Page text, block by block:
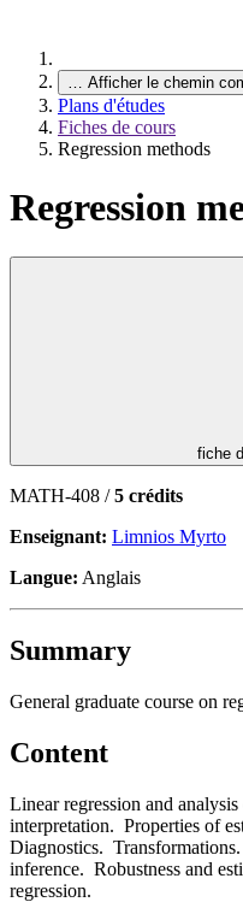
… Afficher le chemin
Plans d'études
Fiches de cours
Regression methods
Regression
fiche
MATH-408 /5 crédits
Enseignant: Limnios Myrto
Langue: Anglais
Summary
General graduate course on
Content
Linear regression and
interpretation. Properties of
Diagnostics.
inference. Robustness and
regression.